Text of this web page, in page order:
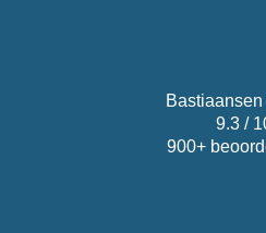
9.3 /
900+